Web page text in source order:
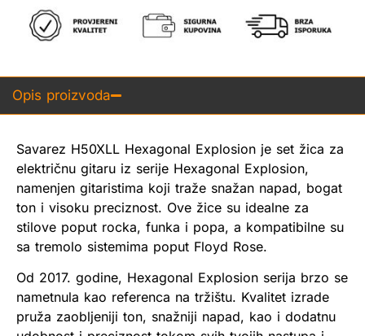
Opis proizvoda
Savarez H50XLL Hexagonal Explosion je set žica za
električnu gitaru iz serije Hexagonal Explosion,
namenjen gitaristima koji traže snažan napad, bogat
ton i visoku preciznost. Ove žice su idealne za
stilove poput rocka, funka i popa, a kompatibilne su
sa tremolo sistemima poput Floyd Rose.
Od 2017. godine, Hexagonal Explosion serija brzo se
nametnula kao referenca na tržištu. Kvalitet izrade
pruža zaobljeniji ton, snažniji napad, kao i dodatnu